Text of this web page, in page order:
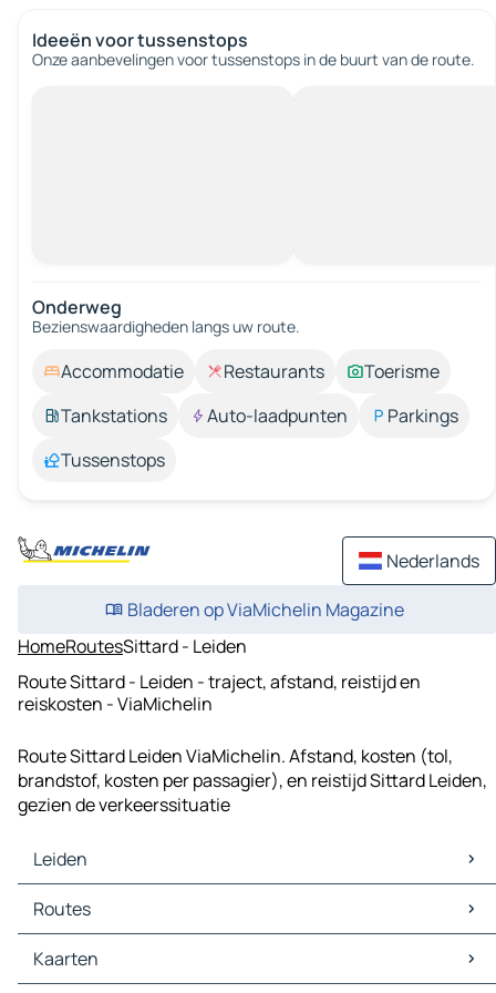
Ideeën voor tussenstops
Onze aanbevelingen voor tussenstops in de buurt van de route.
Onderweg
Bezienswaardigheden langs uw route.
Accommodatie Restaurants
Toerisme
Tankstations
Auto-laadpunten
Parkings
Tussenstops
Nederlands
Bladeren op ViaMichelin Magazine
HomeRoutesSittard - Leiden
Route Sittard - Leiden - traject, afstand, reistijd en
reiskosten - ViaMichelin
Route Sittard Leiden ViaMichelin. Afstand, kosten (tol,
brandstof, kosten per passagier), en reistijd Sittard Leiden,
gezien de verkeerssituatie
Leiden
Leiden Kaarten
Leiden Verkeer
Leiden Hotels
Leiden Restaurants
Routes
Routes Leiden - 's-Gravenhage
Routes Leiden - Rotterdam
Kaarten